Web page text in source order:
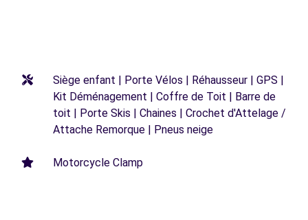
Siège enfant | Porte Vélos | Réhausseur | GPS |
Kit Déménagement | Coffre de Toit | Barre de
toit | Porte Skis | Chaines | Crochet d'Attelage /
Attache Remorque | Pneus neige
Motorcycle Clamp